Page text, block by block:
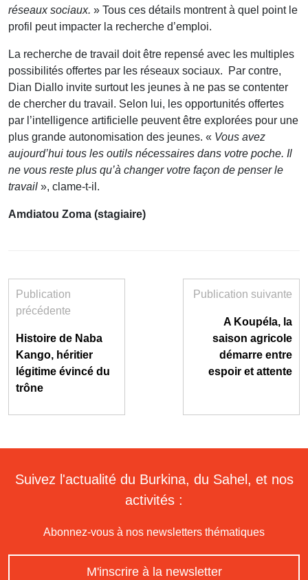
réseaux sociaux. » Tous ces détails montrent à quel point le
profil peut impacter la recherche d’emploi.
La recherche de travail doit être repensé avec les multiples
possibilités offertes par les réseaux sociaux. Par contre,
Dian Diallo invite surtout les jeunes à ne pas se contenter
de chercher du travail. Selon lui, les opportunités offertes
par l’intelligence artificielle peuvent être explorées pour une
plus grande autonomisation des jeunes. « Vous avez
aujourd’hui tous les outils nécessaires dans votre poche. Il
ne vous reste plus qu’à changer votre façon de penser le
travail », clame-t-il.
Amdiatou Zoma (stagiaire)
Publication
précédente
Histoire de Naba
Kango, héritier
légitime évincé du
trône
Publication suivante
A Koupéla, la
saison agricole
démarre entre
espoir et attente
Suivez l'actualité du Burkina, du Sahel, et nos
activités :
Abonnez-vous à nos newsletters thématiques
M'inscrire à la newsletter